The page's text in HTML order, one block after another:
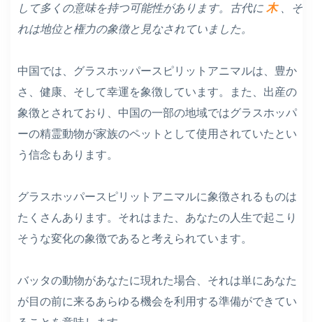
して多くの意味を持つ可能性があります。古代に 木
、そ
れは地位と権力の象徴と見なされていました。
中国では、グラスホッパースピリットアニマルは、豊か
さ、健康、そして幸運を象徴しています。また、出産の
象徴とされており、中国の一部の地域ではグラスホッパ
ーの精霊動物が家族のペットとして使用されていたとい
う信念もあります。
グラスホッパースピリットアニマルに象徴されるものは
たくさんあります。それはまた、あなたの人生で起こり
そうな変化の象徴であると考えられています。
バッタの動物があなたに現れた場合、それは単にあなた
が目の前に来るあらゆる機会を利用する準備ができてい